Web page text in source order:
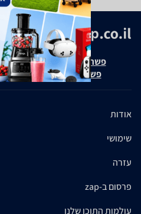
פשרה בת"צ אבנצ'יק נ' זאפ גרופ (ת"צ
פשרה בת"צ כהנים נ' זאפ גרופ (ת"צ
אודות
שימושי
עזרה
פרסום ב-zap
עולמות התוכן שלנו